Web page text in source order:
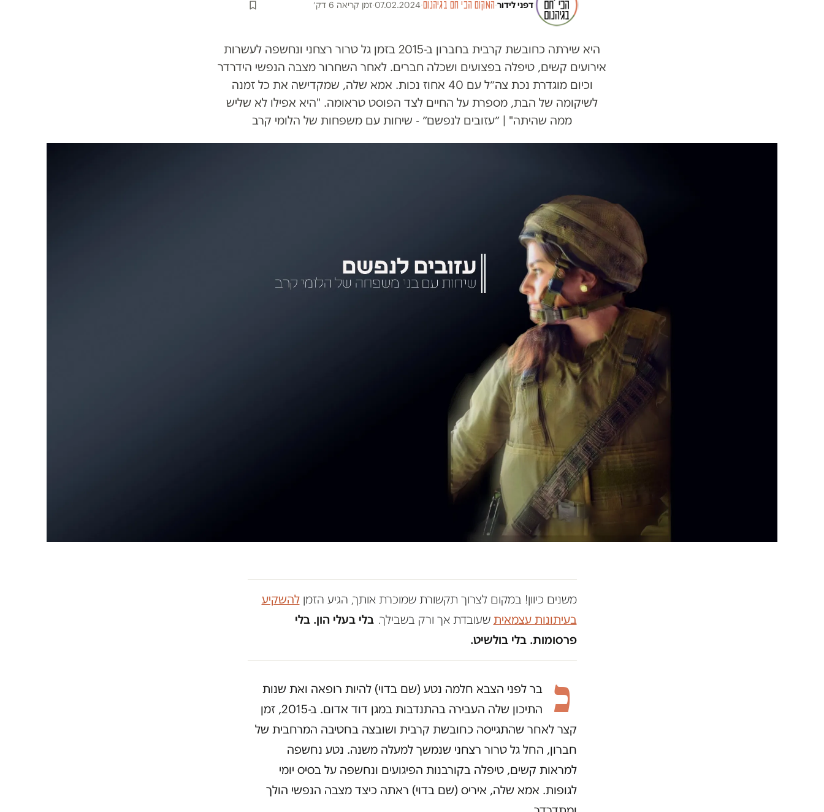
דפני לידור·המקום הכי חם בגיהנום·
07.02.2024
·זמן קריאה 6 דק׳
היא שירתה כחובשת קרבית בחברון ב-2015 בזמן גל טרור רצחני ונחשפה לעשרות
אירועים קשים, טיפלה בפצועים ושכלה חברים. לאחר השחרור מצבה הנפשי הידרדר
וכיום מוגדרת נכת צה״ל עם 40 אחוז נכות. אמא שלה, שמקדישה את כל זמנה
לשיקומה של הבת, מספרת על החיים לצד הפוסט טראומה. "היא אפילו לא שליש
ממה שהיתה" | ״עזובים לנפשם״ - שיחות עם משפחות של הלומי קרב
משנים כיוון! במקום לצרוך תקשורת שמוכרת אותך, הגיע הזמןלהשקיע
בעיתונות עצמאית שעובדת אך ורק בשבילך. בלי בעלי הון. בלי
פרסומות. בלי בולשיט.
כ
בר לפני הצבא חלמה נטע (שם בדוי) להיות רופאה ואת שנות
התיכון שלה העבירה בהתנדבות במגן דוד אדום. ב-2015, זמן
קצר לאחר שהתגייסה כחובשת קרבית ושובצה בחטיבה המרחבית של
חברון, החל גל טרור רצחני שנמשך למעלה משנה. נטע נחשפה
למראות קשים, טיפלה בקורבנות הפיגועים ונחשפה על בסיס יומי
לגופות. אמא שלה, איריס (שם בדוי) ראתה כיצד מצבה הנפשי הולך